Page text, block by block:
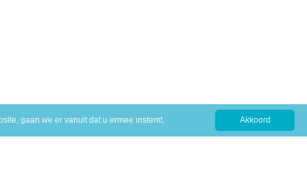
Akkoord
gaan we er vanuit dat u ermee instemt.